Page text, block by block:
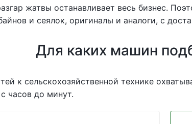
жатвы останавливает весь бизнес.
и сеялок, оригиналы и аналоги, с
Для каких машин
к сельскохозяйственной технике
часов до минут.